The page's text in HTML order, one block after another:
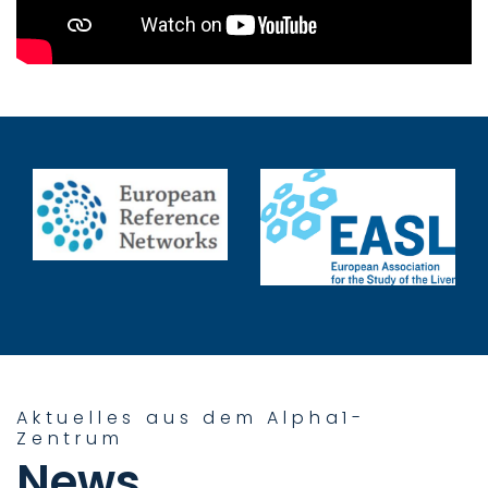
Aktuelles aus dem Alpha1-
Zentrum